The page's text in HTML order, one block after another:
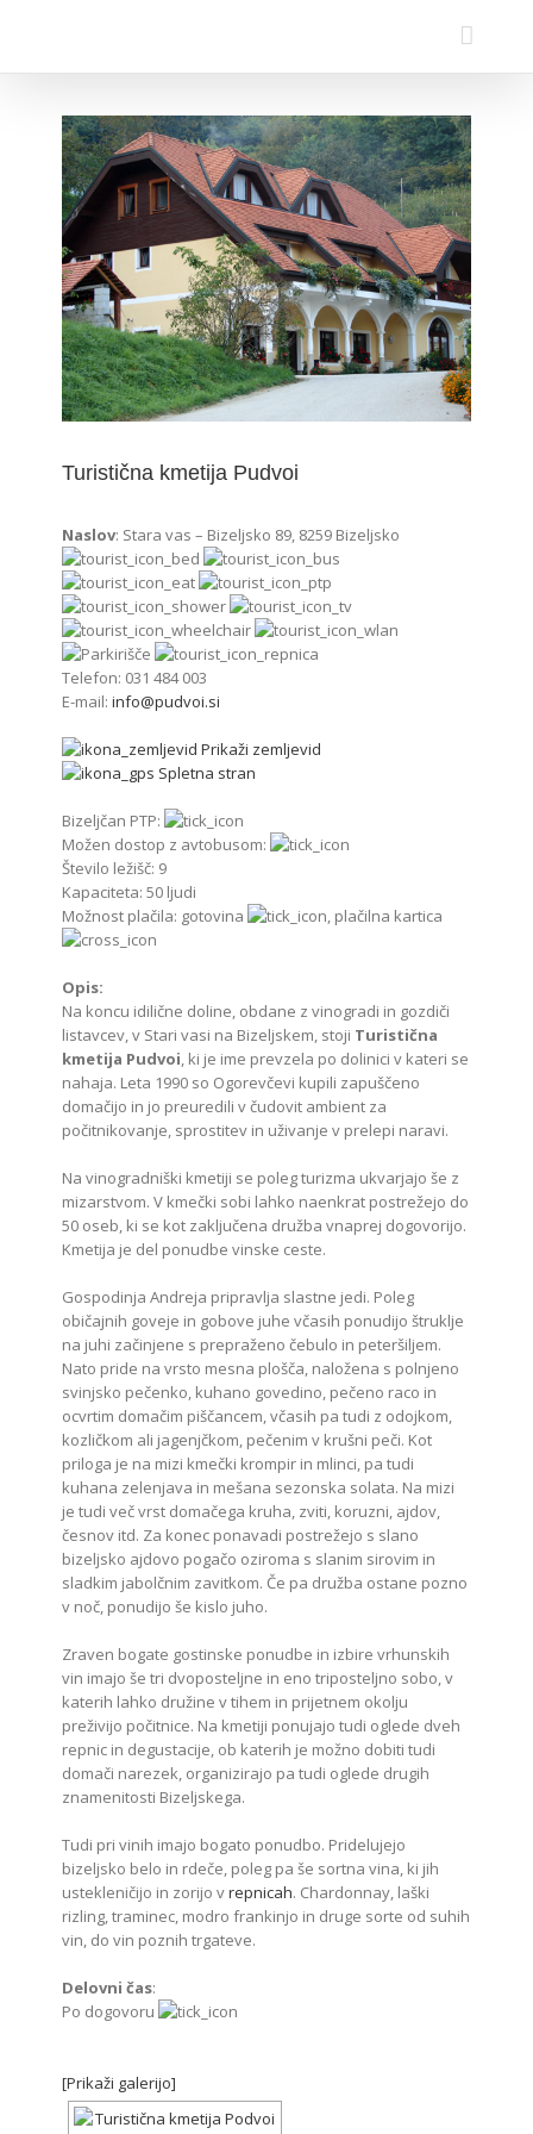
Turistična kmetija Pudvoi
Naslov: Stara vas – Bizeljsko 89, 8259 Bizeljsko
Telefon: 031 484 003
E-mail:info@pudvoi.si
Prikaži zemljevid
Spletna stran
Bizeljčan PTP:
Možen dostop z avtobusom:
Število ležišč: 9
Kapaciteta: 50 ljudi
Možnost plačila: gotovina
, plačilna kartica
Opis:
Na koncu idilične doline, obdane z vinogradi in gozdiči
listavcev, v Stari vasi na Bizeljskem, stoji Turistična
kmetija Pudvoi, ki je ime prevzela po dolinici v kateri se
nahaja. Leta 1990 so Ogorevčevi kupili zapuščeno
domačijo in jo preuredili v čudovit ambient za
počitnikovanje, sprostitev in uživanje v prelepi naravi.
Na vinogradniški kmetiji se poleg turizma ukvarjajo še z
mizarstvom. V kmečki sobi lahko naenkrat postrežejo do
50 oseb, ki se kot zaključena družba vnaprej dogovorijo.
Kmetija je del ponudbe vinske ceste.
Gospodinja Andreja pripravlja slastne jedi. Poleg
običajnih goveje in gobove juhe včasih ponudijo štruklje
na juhi začinjene s prepraženo čebulo in peteršiljem.
Nato pride na vrsto mesna plošča, naložena s polnjeno
svinjsko pečenko, kuhano govedino, pečeno raco in
ocvrtim domačim piščancem, včasih pa tudi z odojkom,
kozličkom ali jagenjčkom, pečenim v krušni peči. Kot
priloga je na mizi kmečki krompir in mlinci, pa tudi
kuhana zelenjava in mešana sezonska solata. Na mizi
je tudi več vrst domačega kruha, zviti, koruzni, ajdov,
česnov itd. Za konec ponavadi postrežejo s slano
bizeljsko ajdovo pogačo oziroma s slanim sirovim in
sladkim jabolčnim zavitkom. Če pa družba ostane pozno
v noč, ponudijo še kislo juho.
Zraven bogate gostinske ponudbe in izbire vrhunskih
vin imajo še tri dvoposteljne in eno triposteljno sobo, v
katerih lahko družine v tihem in prijetnem okolju
preživijo počitnice. Na kmetiji ponujajo tudi oglede dveh
repnic in degustacije, ob katerih je možno dobiti tudi
domači narezek, organizirajo pa tudi oglede drugih
znamenitosti Bizeljskega.
Tudi pri vinih imajo bogato ponudbo. Pridelujejo
bizeljsko belo in rdeče, poleg pa še sortna vina, ki jih
ustekleničijo in zorijo vrepnicah. Chardonnay, laški
rizling, traminec, modro frankinjo in druge sorte od suhih
vin, do vin poznih trgateve.
Delovni čas:
Po dogovoru
[Prikaži galerijo]